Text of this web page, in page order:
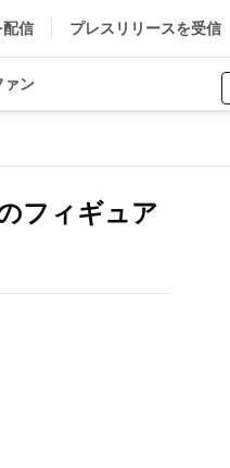
配信 プレスリリースを受信
ァン
フィギュア